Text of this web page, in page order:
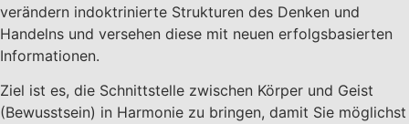
verändern indoktrinierte Strukturen des Denken und
Handelns und versehen diese mit neuen erfolgsbasierten
Informationen.
Ziel ist es, die Schnittstelle zwischen Körper und Geist
(Bewusstsein) in Harmonie zu bringen, damit Sie möglichst